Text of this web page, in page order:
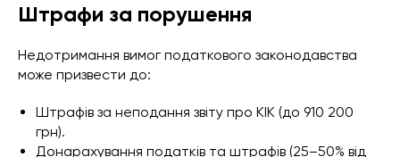
Штрафи за порушення
Недотримання вимог податкового законодавства
може призвести до:
Штрафів за неподання звіту про КІК (до 910 200
грн).
Донарахування податків та штрафів (25–50% від